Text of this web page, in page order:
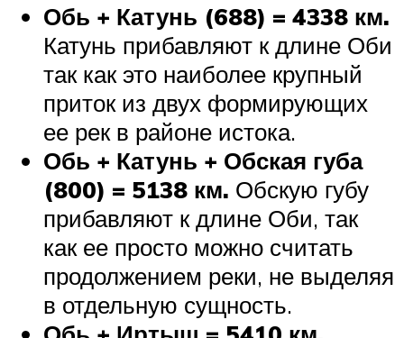
Обь + Катунь (688) = 4338 км.
Катунь прибавляют к длине Оби
так как это наиболее крупный
приток из двух формирующих
ее рек в районе истока.
Обь + Катунь + Обская губа
(800) = 5138 км. Обскую губу
прибавляют к длине Оби, так
как ее просто можно считать
продолжением реки, не выделяя
в отдельную сущность.